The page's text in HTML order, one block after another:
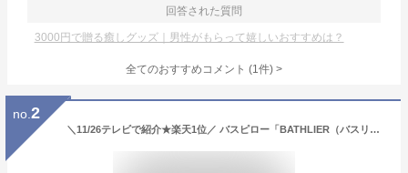
回答された質問
3000円で贈る癒しグッズ｜男性がもらって嬉しいおすすめは？
全てのおすすめコメント (1件) >
no. 2
＼11/26テレビで紹介★楽天1位／ バスピロー「BATHLIER（バスリエ）」大人の休日バスピロー（ミドル）【お風呂枕 まくら 枕 ピロー 半身浴 速乾 お風呂グッズ 健康 クッション リラックス ギフト 誕生日 プレゼント バスグッズ】